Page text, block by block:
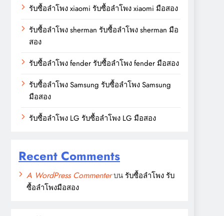
รับซื้อลำโพง xiaomi รับซื้อลำโพง xiaomi มือสอง
รับซื้อลำโพง sherman รับซื้อลำโพง sherman มือ
สอง
รับซื้อลำโพง fender รับซื้อลำโพง fender มือสอง
รับซื้อลำโพง Samsung รับซื้อลำโพง Samsung
มือสอง
รับซื้อลำโพง LG รับซื้อลำโพง LG มือสอง
Recent Comments
A WordPress Commenterบน รับซื้อลำโพง รับ
ซื้อลำโพงมือสอง